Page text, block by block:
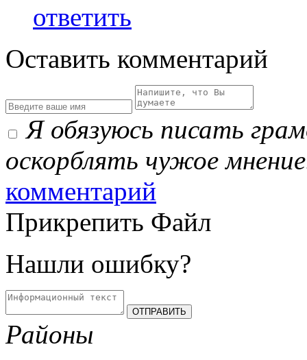
ответить
Оставить комментарий
Я обязуюсь писать
оскорблять чужое
комментарий
Прикрепить Файл
Нашли ошибку?
Районы